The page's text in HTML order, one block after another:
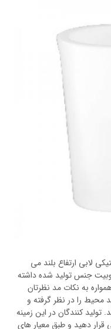
لابی ارتفاع بلند می
جنس تولید شده داشته
به نکات مد نظرتان
را در نظر گرفته و
کنندگان در این زمینه
قرار دهید و طبق معیار های